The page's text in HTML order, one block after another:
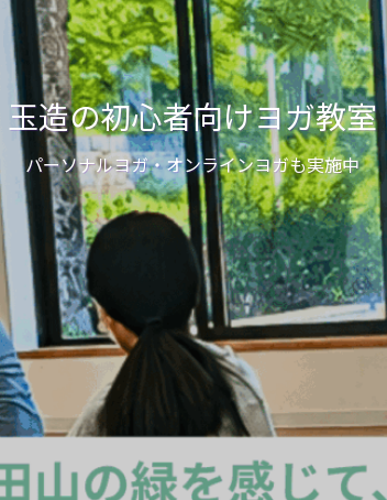
玉造の初心者向けヨガ教室
パーソナルヨガ・オンラインヨガも実施中